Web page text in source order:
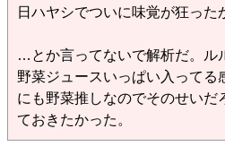
日ハヤシでついに味覚が狂った
…とか言ってないで解析だ。ル
野菜ジュースいっぱい入ってる
にも野菜推しなのでそのせいだ
ておきたかった。